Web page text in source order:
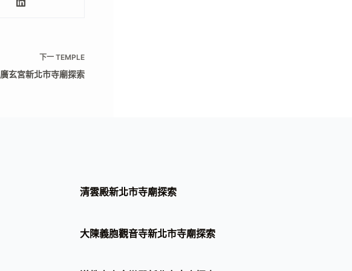
下一 TEMPLE
廣玄宮新北市寺廟探索
清雲殿新北市寺廟探索
大陳義胞觀音寺新北市寺廟探索